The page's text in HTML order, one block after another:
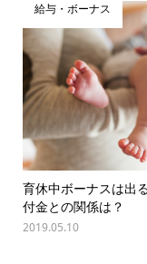
給与・ボーナス
育休中ボーナスは出
付金との関係は？
2019.05.10